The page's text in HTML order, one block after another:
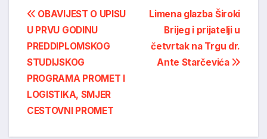
Post
navigation
Limena glazba Široki
Brijeg i prijatelji u
četvrtak na Trgu dr.
Ante Starčevića
OBAVIJEST O UPISU
U PRVU GODINU
PREDDIPLOMSKOG
STUDIJSKOG
PROGRAMA PROMET I
LOGISTIKA, SMJER
CESTOVNI PROMET